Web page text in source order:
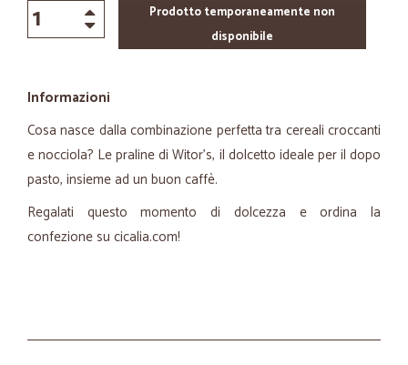
Prodotto temporaneamente non
disponibile
Informazioni
Cosa nasce dalla combinazione perfetta tra cereali croccanti
e nocciola? Le praline di Witor's, il dolcetto ideale per il dopo
pasto, insieme ad un buon caffè.
Regalati questo momento di dolcezza e ordina la
confezione su cicalia.com!